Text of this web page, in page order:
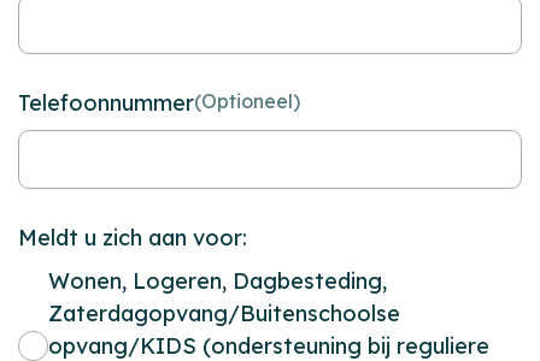
Telefoonnummer(Optioneel)
Meldt u zich aan voor:
Wonen, Logeren, Dagbesteding,
Zaterdagopvang/Buitenschoolse
opvang/KIDS (ondersteuning bij reguliere